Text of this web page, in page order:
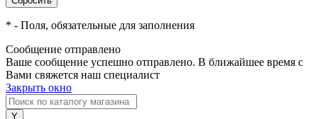
* - Поля, обязательные для заполнения
Сообщение отправлено
Ваше сообщение успешно отправлено. В ближайшее время с
Вами свяжется наш специалист
Закрыть окно